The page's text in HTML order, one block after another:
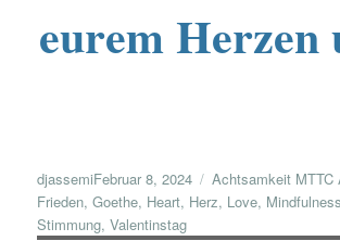
eurem Herzen
djassemiVeröffentlicht
am
Februar 8, 2024 Kategorien
Achtsamkeit MTTC
Frieden,Goethe, Heart, Herz, Love, Mindfulness
Stimmung,Valentinstag